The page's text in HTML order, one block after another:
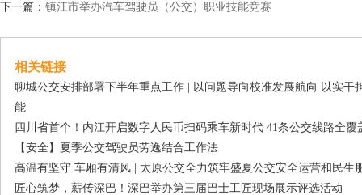
下一篇： 镇江市举办汽车驾驶员（公交）职业技能竞赛
相关链接
聊城公交安排部署下半年重点工作 | 以问题导向校准发展航向 以实干
能
四川省首个！内江开启数字人民币扫码乘车新时代 41条公交线路全覆
【安全】夏季公交驾驶员劳逸结合工作法
高温有坚守 车厢有清风 | 太原公交全力筑牢盛夏公交安全运营和民生
匠心筑梦，薪传深巴！深巴举办第三届巴士工匠现场展示评选活动